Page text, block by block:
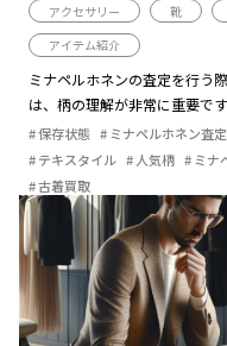
アクセサリー
靴
アイテム紹介
ミナペルホネンの査定を行う
は、柄の理解が非常に重要で
保存状態 ミナペルホネン査定
テキスタイル
人気柄 ミナ
古着買取